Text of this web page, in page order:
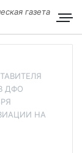
газета
ДФО
НА